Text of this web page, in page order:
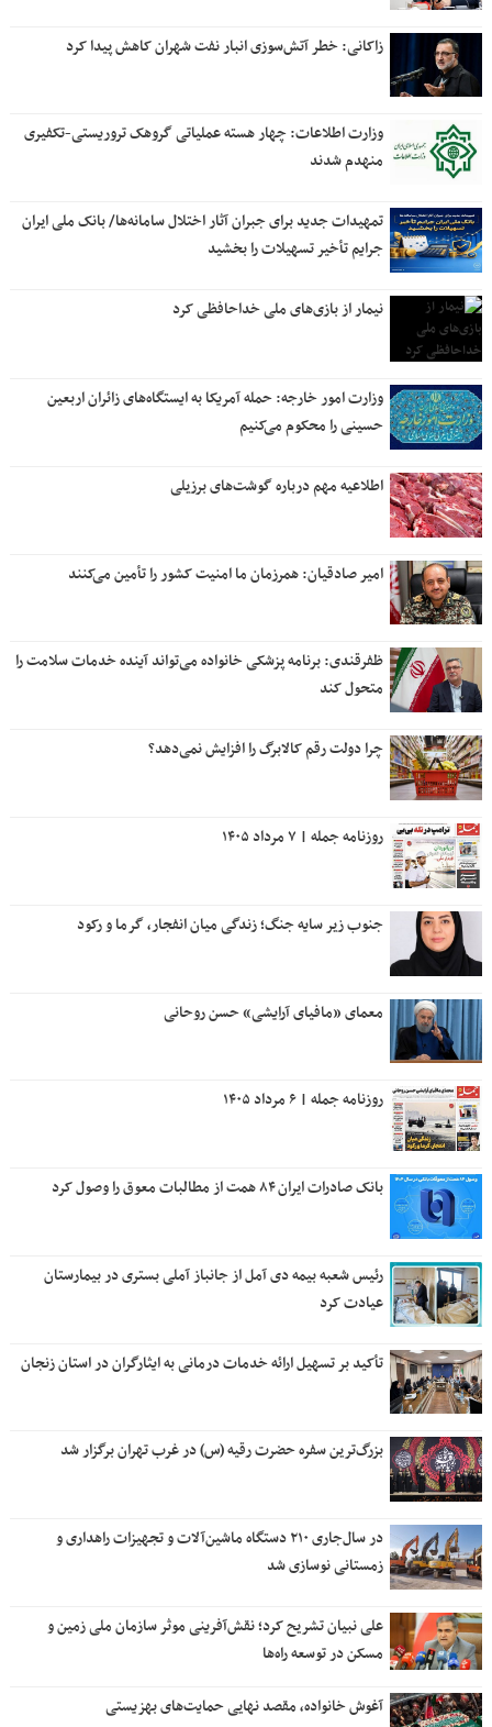
زاکانی: خطر آتش‌سوزی انبار نفت شهران کاهش پیدا کرد
وزارت اطلاعات: چهار هسته‌ عملیاتی گروهک‌ تروریستی-تکفیری
منهدم شدند
تمهیدات جدید برای جبران آثار اختلال سامانه‌ها/ بانک ملی ایران
جرایم تأخیر تسهیلات را بخشید
نیمار از بازی‌های ملی خداحافظی کرد
وزارت امور خارجه: حمله آمریکا به ایستگاه‌های زائران اربعین
حسینی را محکوم می‌کنیم
اطلاعیه مهم درباره گوشت‌های برزیلی
امیر صادقیان: همرزمان ما امنیت کشور را تأمین می‌کنند
ظفرقندی: برنامه پزشکی خانواده می‌تواند آینده خدمات سلامت را
متحول کند
چرا دولت رقم کالابرگ را افزایش نمی‌دهد؟
روزنامه جمله | ۷ مرداد ۱۴۰۵
جنوب زیر سایه جنگ؛ زندگی میان انفجار، گرما و رکود
معمای «مافیای آرایشی» حسن روحانی
روزنامه جمله | ۶ مرداد ۱۴۰۵
بانک صادرات ایران ۸۴ همت از مطالبات معوق را وصول کرد
رئیس شعبه بیمه دی آمل از جانباز آملی بستری در بیمارستان
عیادت کرد
تأکید بر تسهیل ارائه خدمات درمانی به ایثارگران در استان زنجان
بزرگ‌ترین سفره حضرت رقیه (س) در غرب تهران برگزار شد
در سال‌جاری ۲۱۰ دستگاه ماشین‌آلات و تجهیزات راهداری و
زمستانی نوسازی شد
علی نبیان تشریح کرد؛ نقش‌آفرینی موثر سازمان ملی زمین و
مسکن در توسعه راه‌ها
آغوش خانواده، مقصد نهایی حمایت‌های بهزیستی